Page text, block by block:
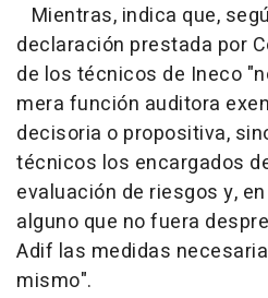
Mientras, indica que,
declaración prestada por
de los técnicos de Ineco
mera función auditora
decisoria o propositiva,
técnicos los encargados
evaluación de riesgos y,
alguno que no fuera
Adif las medidas
mismo".